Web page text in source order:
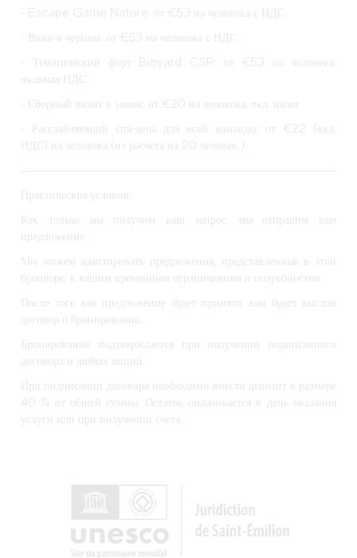
- Escape Game Nature: от €53 на человека с НДС
- Вино в черном: от €53 на человека с НДС
Тематический форт Bioyard CSR: от €53 на человека,
включая НДС
- Сборный визит в замок: от €20 на человека, вкл. налог
Расслабляющий спа-день для всей команды: от €22 (вкл.
НДС) на человека (из расчета на 20 человек )
Практические условия:
Как только мы получим ваш запрос, мы отправим вам
предложение.
Мы можем адаптировать предложения, представленные в этой
брошюре, к вашим временным ограничениям и потребностям.
После того как предложение будет принято, вам будет выслан
договор о бронировании.
Бронирование подтверждается при получении подписанного
договора и любых опций.
При подписании договора необходимо внести депозит в размере
40 % от общей суммы. Остаток оплачивается в день оказания
услуги или при получении счета.